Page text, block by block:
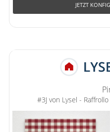
JETZT
#3J von Lysel -